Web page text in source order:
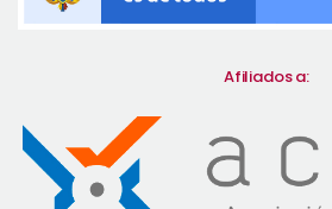
Afiliados a: